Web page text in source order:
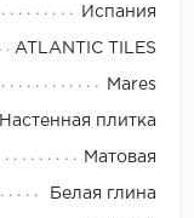
Испания
ATLANTIC TILES
Mares
Настенная плитка
Матовая
Белая глина